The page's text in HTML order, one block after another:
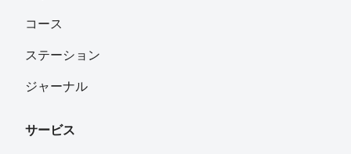
コース
ステーション
ジャーナル
サービス